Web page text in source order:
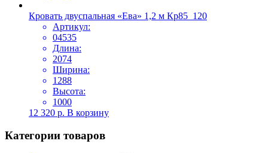
Кровать двуспальная «Ева» 1,2 м Кр85_120
Артикул:
04535
Длина:
2074
Ширина:
1288
Высота:
1000
12 320 р. В корзину
Категории товаров